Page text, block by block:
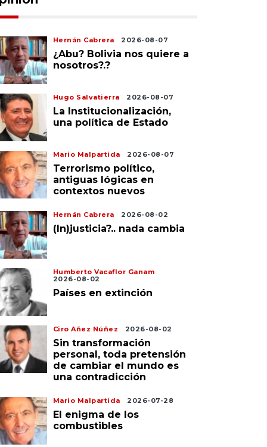
Hernán Cabrera 2026-08-07
¿Abu? Bolivia nos quiere a
nosotros?.?
Hugo Salvatierra 2026-08-07
La Institucionalización,
una política de Estado
Mario Malpartida 2026-08-07
Terrorismo político,
antiguas lógicas en
contextos nuevos
Hernán Cabrera 2026-08-02
(In)justicia?.. nada cambia
Humberto Vacaflor Ganam
2026-08-02
Países en extinción
Ciro Añez Núñez 2026-08-02
Sin transformación
personal, toda pretensión
de cambiar el mundo es
una contradicción
Mario Malpartida 2026-07-28
El enigma de los
combustibles